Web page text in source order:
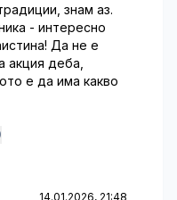
знам аз.
- интересно
Да не е
акция деба,
е да има какво
14.01.2026, 21:48